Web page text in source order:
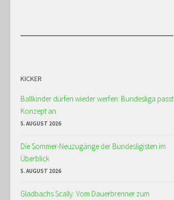
KICKER
Ballkinder dürfen wieder werfen: Bundesliga passt
Konzept an
5. AUGUST 2026
Die Sommer-Neuzugänge der Bundesligisten im
Überblick
5. AUGUST 2026
Gladbachs Scally: Vom Dauerbrenner zum